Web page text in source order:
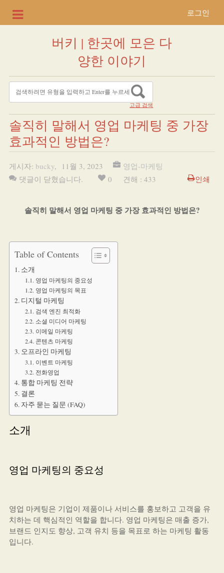
로그인
버키 | 한곳에 모은 다
양한 이야기
고급 검색
솔직히 말해서 영업 마케팅 중 가장
효과적인 방법은?
게시자: bucky, 11월 3, 2023
영업-마케팅
댓글이 닫혔습니다.
0 견해 : 433 인쇄
솔직히 말해서 영업 마케팅 중 가장 효과적인 방법은?
Table of Contents
소개
영업 마케팅의 중요성
영업 마케팅의 목표
디지털 마케팅
검색 엔진 최적화
소셜 미디어 마케팅
이메일 마케팅
콘텐츠 마케팅
오프라인 마케팅
이벤트 마케팅
전화영업
통합 마케팅 전략
결론
자주 묻는 질문 (FAQ)
소개
영업 마케팅의 중요성
영업 마케팅은 기업이 제품이나 서비스를 홍보하고 고객을 유
치하는 데 핵심적인 역할을 합니다. 영업 마케팅은 매출 증가,
브랜드 인지도 향상, 고객 유치 등을 목표로 하는 마케팅 활동
입니다.